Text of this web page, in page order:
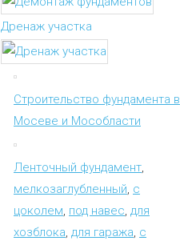
Дренаж участка
Строительство фундамента в
Мосеве и Мособласти
Ленточный фундамент
мелкозаглубленный с
цоколем под навес для
хозблока для гаража с